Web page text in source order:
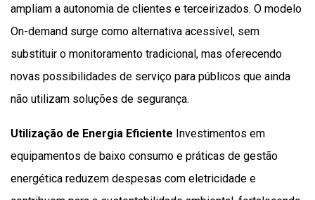
ampliam a autonomia de clientes e terceirizados. O modelo
On-demand surge como alternativa acessível, sem
substituir o monitoramento tradicional, mas oferecendo
novas possibilidades de serviço para públicos que ainda
não utilizam soluções de segurança.
Utilização de Energia Eficiente Investimentos em
equipamentos de baixo consumo e práticas de gestão
energética reduzem despesas com eletricidade e